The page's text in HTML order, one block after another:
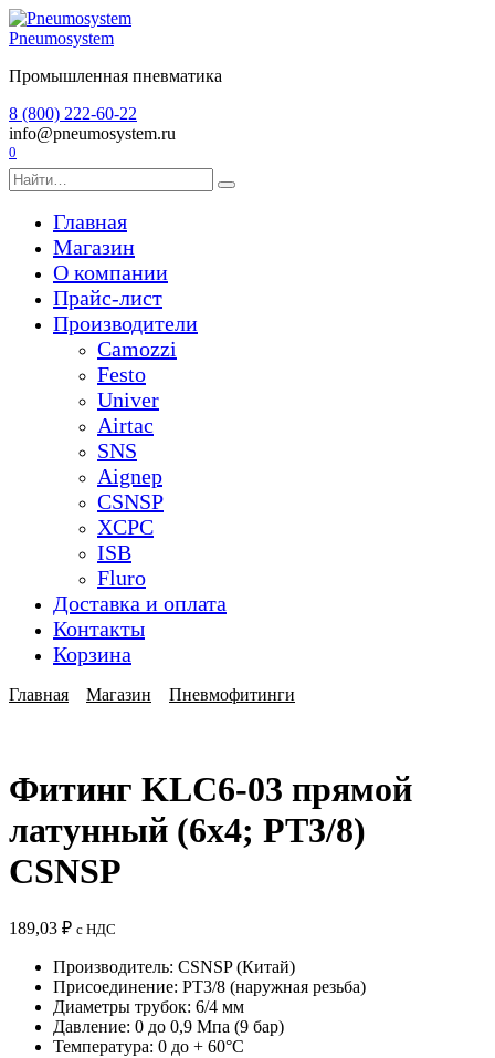
Перейти
к
Pneumosystem
Промышленная пневматика
8 (800) 222-60-22
info@pneumosystem.ru
0
Search
for:
Главная
Магазин
О компании
Прайс-лист
Производители
Camozzi
Festo
Univer
Airtac
SNS
Aignep
CSNSP
XCPC
ISB
Fluro
Доставка и оплата
Контакты
Корзина
Главная Магазин Пневмофитинги
Фитинг KLC6-03 прямой
латунный (6x4; РТ3/8)
CSNSP
189,03 ₽ с НДС
Производитель: CSNSP (Китай)
Присоединение: РТ3/8 (наружная резьба)
Диаметры трубок: 6/4 мм
Давление: 0 до 0,9 Мпа (9 бар)
Температура: 0 до + 60°C